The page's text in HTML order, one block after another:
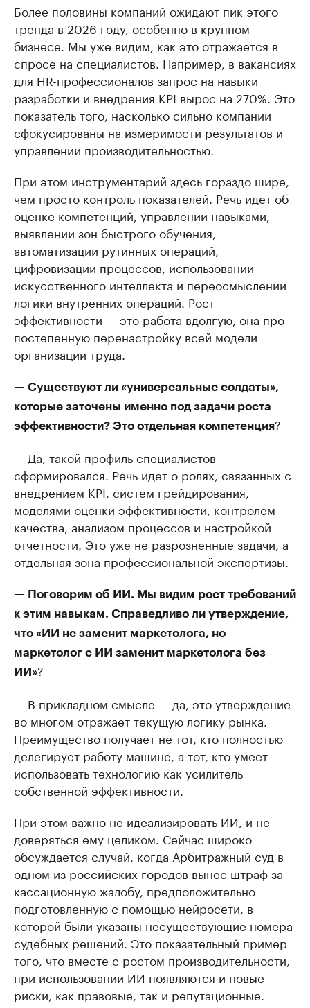
Более половины компаний ожидают пик этого
тренда в 2026 году, особенно в крупном
бизнесе. Мы уже видим, как это отражается в
спросе на специалистов. Например, в вакансиях
для HR-профессионалов запрос на навыки
разработки и внедрения KPI вырос на 270%. Это
показатель того, насколько сильно компании
сфокусированы на измеримости результатов и
управлении производительностью.
При этом инструментарий здесь гораздо шире,
чем просто контроль показателей. Речь идет об
оценке компетенций, управлении навыками,
выявлении зон быстрого обучения,
автоматизации рутинных операций,
цифровизации процессов, использовании
искусственного интеллекта и переосмыслении
логики внутренних операций. Рост
эффективности — это работа вдолгую, она про
постепенную перенастройку всей модели
организации труда.
— Существуют ли «универсальные солдаты»,
которые заточены именно под задачи роста
эффективности? Это отдельная компетенция?
— Да, такой профиль специалистов
сформировался. Речь идет о ролях, связанных с
внедрением KPI, систем грейдирования,
моделями оценки эффективности, контролем
качества, анализом процессов и настройкой
отчетности. Это уже не разрозненные задачи, а
отдельная зона профессиональной экспертизы.
— Поговорим об ИИ. Мы видим рост требований
к этим навыкам. Справедливо ли утверждение,
что «ИИ не заменит маркетолога, но
маркетолог с ИИ заменит маркетолога без
ИИ»?
— В прикладном смысле — да, это утверждение
во многом отражает текущую логику рынка.
Преимущество получает не тот, кто полностью
делегирует работу машине, а тот, кто умеет
использовать технологию как усилитель
собственной эффективности.
При этом важно не идеализировать ИИ, и не
доверяться ему целиком. Сейчас широко
обсуждается случай, когда Арбитражный суд в
одном из российских городов вынес штраф за
кассационную жалобу, предположительно
подготовленную с помощью нейросети, в
которой были указаны несуществующие номера
судебных решений. Это показательный пример
того, что вместе с ростом производительности,
при использовании ИИ появляются и новые
риски, как правовые, так и репутационные.